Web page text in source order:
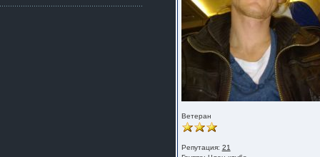
Ветеран
Репутация: 21